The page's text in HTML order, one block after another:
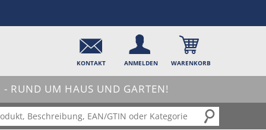
KONTAKT ANMELDEN WARENKORB
RUND UM HAUS UND GARTEN!